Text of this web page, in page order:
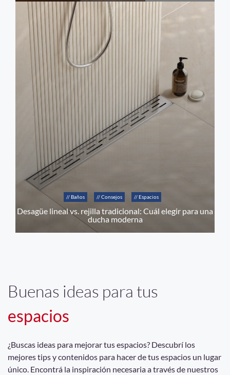
// Baños // Consejos // Espacios
Desagüe lineal vs. rejilla tradicional: Cuál elegir para una
ducha moderna
Buenas ideas para tus
espacios
¿Buscas ideas para mejorar tus espacios? Descubrí los
mejores tips y contenidos para hacer de tus espacios un lugar
único. Encontrá la inspiración necesaria a través de nuestros